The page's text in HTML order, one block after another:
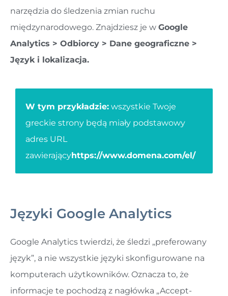
narzędzia do śledzenia zmian ruchu
międzynarodowego. Znajdziesz je w Google
Analytics > Odbiorcy > Dane geograficzne >
Język i lokalizacja.
W tym przykładzie: wszystkie Twoje
greckie strony będą miały podstawowy
adres URL
zawierającyhttps://www.domena.com/el/
Języki Google Analytics
Google Analytics twierdzi, że śledzi „preferowany
język”, a nie wszystkie języki skonfigurowane na
komputerach użytkowników. Oznacza to, że
informacje te pochodzą z nagłówka „Accept-